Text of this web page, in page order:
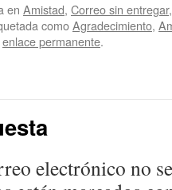
en Amistad, Correo sin entregar
comoAgradecimiento,
enlace permanente.
electrónico no